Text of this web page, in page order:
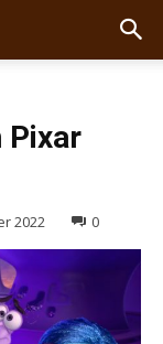
Pixar
2022 0